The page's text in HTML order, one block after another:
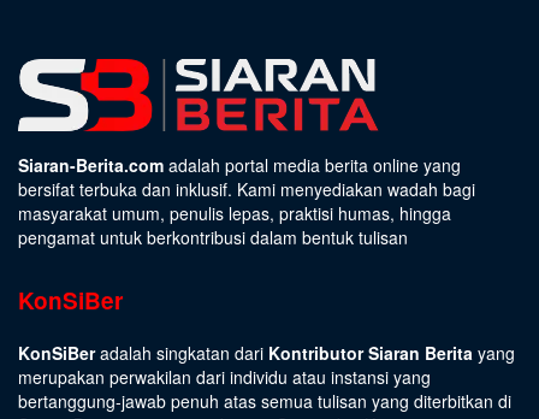
Siaran-Berita.com adalah portal media berita online yang
bersifat terbuka dan inklusif. Kami menyediakan wadah bagi
masyarakat umum, penulis lepas, praktisi humas, hingga
pengamat untuk berkontribusi dalam bentuk tulisan
KonSiBer
KonSiBeradalah singkatan dari Kontributor Siaran Berita yang
merupakan perwakilan dari individu atau instansi yang
bertanggung-jawab penuh atas semua tulisan yang diterbitkan di